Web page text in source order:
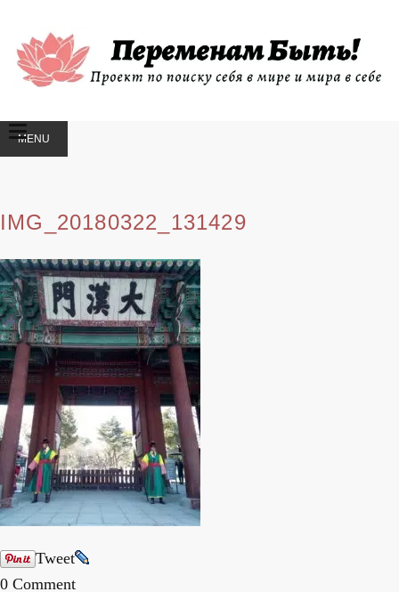
MENU
CONTENT
IMG_20180322_131429
Tweet
0 Comment